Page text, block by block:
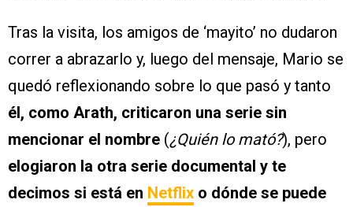
Tras la visita, los amigos de ‘mayito’ no dudaron
correr a abrazarlo y, luego del mensaje, Mario se
quedó reflexionando sobre lo que pasó y tanto
él, como Arath, criticaron una serie sin
mencionar el nombre (¿Quién lo mató?), pero
elogiaron la otra serie documental y te
decimos si está en Netflix o dónde se puede